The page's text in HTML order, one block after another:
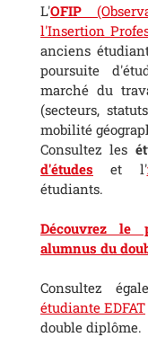
L'OFIP
l'Insertion
anciens
poursuite
marché du
(secteurs,
mobilité
Consultez les
d'études et l'
étudiants.
Découvrez le
alumnus du
Consultez
étudiante EDFAT
double diplôme.